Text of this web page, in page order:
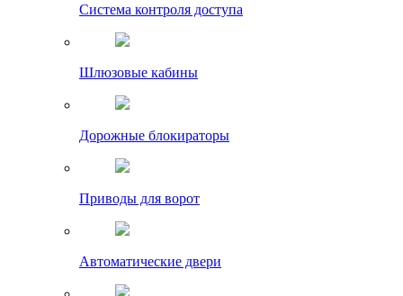
Система контроля доступа
Шлюзовые кабины
Дорожные блокираторы
Приводы для ворот
Автоматические двери